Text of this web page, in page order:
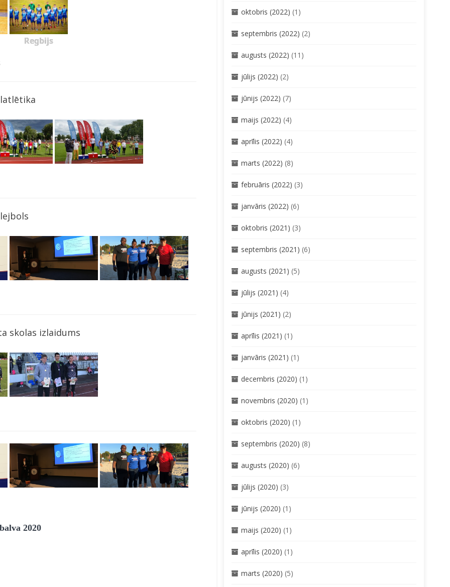
Regbijs
skolas izlaidums
2020
oktobris (2022) (1)
septembris (2022) (2)
augusts (2022) (11)
jūlijs (2022) (2)
jūnijs (2022) (7)
maijs (2022) (4)
aprīlis (2022) (4)
marts (2022) (8)
februāris (2022) (3)
janvāris (2022) (6)
oktobris (2021) (3)
septembris (2021) (6)
augusts (2021) (5)
jūlijs (2021) (4)
jūnijs (2021) (2)
aprīlis (2021) (1)
janvāris (2021) (1)
decembris (2020) (1)
novembris (2020) (1)
oktobris (2020) (1)
septembris (2020) (8)
augusts (2020) (6)
jūlijs (2020) (3)
jūnijs (2020) (1)
maijs (2020) (1)
aprīlis (2020) (1)
marts (2020) (5)